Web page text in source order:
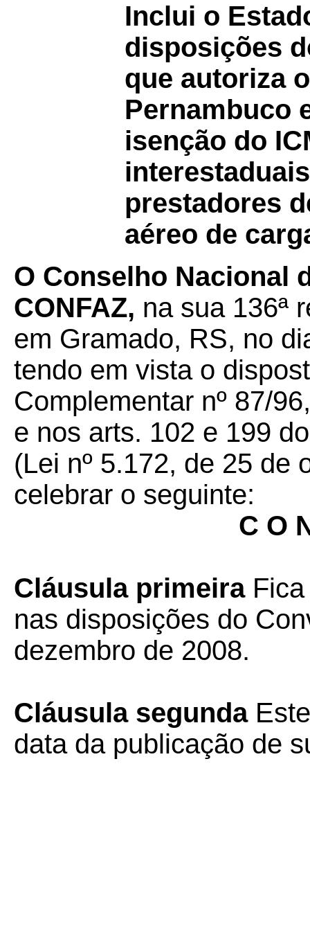
Inclui o
disposições
que autoriza
Pernambuco
isenção do
prestadores
aéreo de
O Conselho Nacional
CONFAZ, na sua 136ª
em Gramado, RS, no
tendo em vista o
Complementar nº 87/
e nos arts. 102 e 199
(Lei nº 5.172, de 25 de
celebrar o seguinte:
C O
Cláusula primeiraFica
nas disposições do
dezembro de 2008.
Cláusula segunda
data da publicação de